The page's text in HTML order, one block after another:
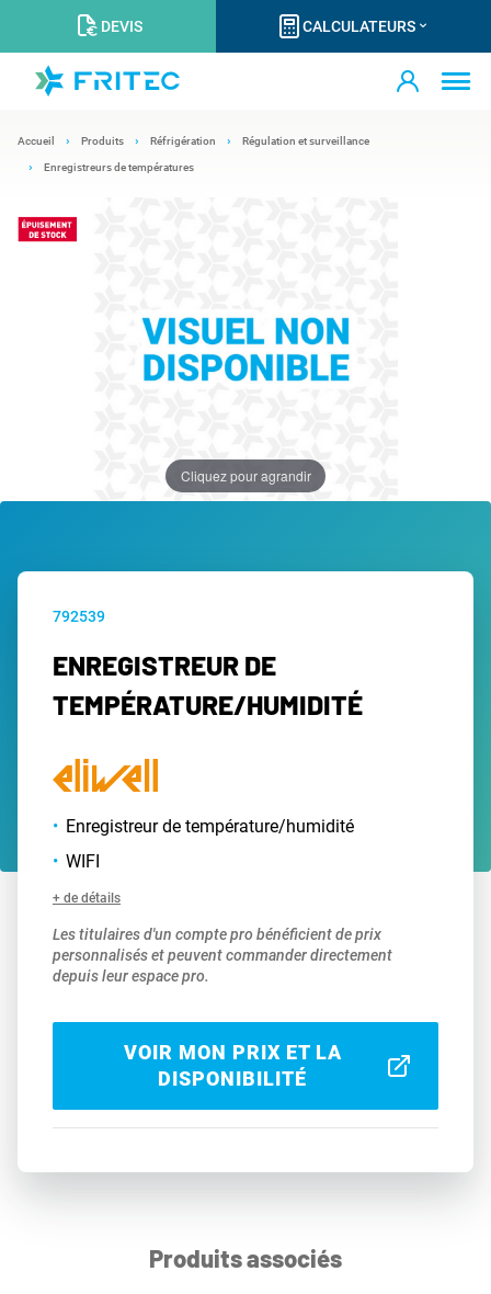
DEVIS CALCULATEURS
Accueil Produits Réfrigération Régulation et surveillance
Enregistreurs de températures
Cliquez pour agrandir
792539
ENREGISTREUR DE
TEMPÉRATURE/HUMIDITÉ
Enregistreur de température/humidité
WIFI
+ de détails
Les titulaires d'un compte pro bénéficient de prix
personnalisés et peuvent commander directement
depuis leur espace pro.
VOIR MON PRIX ET LA
DISPONIBILITÉ
Produits associés